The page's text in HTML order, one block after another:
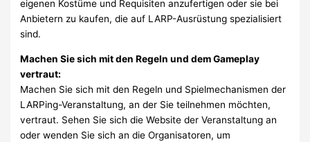
eigenen Kostüme und Requisiten anzufertigen oder sie bei
Anbietern zu kaufen, die auf LARP-Ausrüstung spezialisiert
sind.
Machen Sie sich mit den Regeln und dem Gameplay
vertraut:
Machen Sie sich mit den Regeln und Spielmechanismen der
LARPing-Veranstaltung, an der Sie teilnehmen möchten,
vertraut. Sehen Sie sich die Website der Veranstaltung an
oder wenden Sie sich an die Organisatoren, um